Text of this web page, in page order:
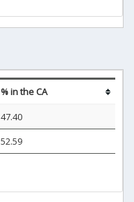
% in the CA
47.40
52.59